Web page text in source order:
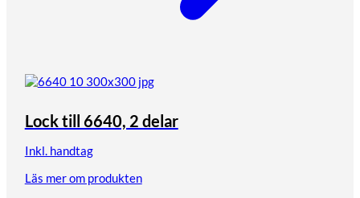
Lock till 6640, 2 delar
Inkl. handtag
Läs mer om produkten